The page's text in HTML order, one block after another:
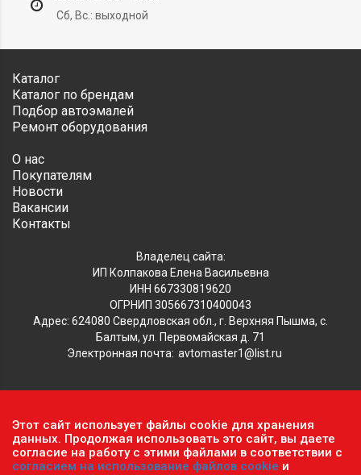
Сб, Вс.: выходной
Каталог
Каталог по брендам
Подбор автоэмалей
Ремонт оборудования
О нас
Покупателям
Новости
Вакансии
Контакты
Владелец сайта:
ИП Колпакова Елена Васильевна
ИНН 667330819620
ОГРНИП 305667310400043
Адрес: 624080 Свердловская обл., г. Верхняя Пышма, с.
Балтым, ул. Первомайская д. 71
Электронная почта: avtomaster1@list.ru
Обратите внимание, что данный сайт носит исключительно
информационный характер и ни при каких условиях не
является публичной офертой, определяемой положениями ч.2
ст. 437 Гражданского кодекса РФ.Политика
Этот сайт использует файлы cookie для хранения
данных. Продолжая использовать это сайт, вы даете
согласие на работу с этими файлами в соответствии с
согласием на использование файлов cookie и